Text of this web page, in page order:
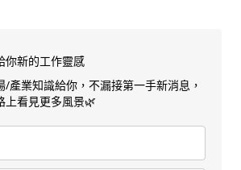
你新的工作靈感
/產業知識給你，不漏接第一手新消息，
上看見更多風景🌿